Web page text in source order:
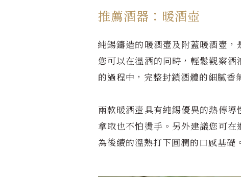
推薦酒器：暖酒壺
純錫鑄造的暖酒壺及附蓋暖酒壺
您可以在溫酒的同時，輕鬆觀察
的過程中，完整封鎖酒體的細膩香
兩款暖酒壺具有純錫優異的熱傳
拿取也不怕燙手。另外建議您可在
為後續的溫熱打下圓潤的口感基礎。